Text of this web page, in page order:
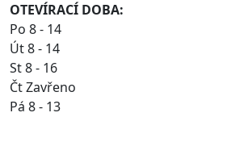
OTEVÍRACÍ DOBA:
Po 8 - 14
Út 8 - 14
St 8 - 16
Čt Zavřeno
Pá 8 - 13